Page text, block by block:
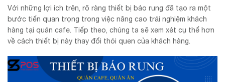
Với những lợi ích trên, rõ ràng thiết bị báo rung đã tạo ra một
bước tiến quan trọng trong việc nâng cao trải nghiệm khách
hàng tại quán cafe. Tiếp theo, chúng ta sẽ xem xét cụ thể hơn
về cách thiết bị này thay đổi thói quen của khách hàng.